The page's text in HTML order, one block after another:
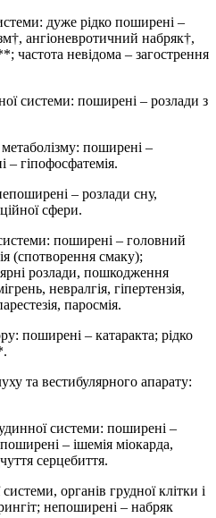
дуже рідко поширені –
ангіоневротичний набряк†,
частота невідома – загострення
системи: поширені – розлади з
поширені –
– гіпофосфатемія.
– розлади сну,
сфери.
поширені – головний
(спотворення смаку);
розлади, пошкодження
невралгія, гіпертензія,
паросмія.
поширені – катаракта; рідко
та вестибулярного апарату:
системи: поширені –
– ішемія міокарда,
серцебиття.
органів грудної клітки і
непоширені – набряк